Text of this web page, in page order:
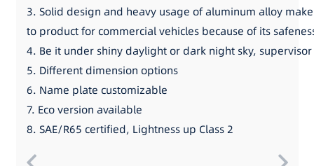
3. Solid design and heavy usage of aluminum alloy
to product for commercial vehicles because of its
4. Be it under shiny daylight or dark night sky,
5. Different dimension options
6. Name plate customizable
7. Eco version available
8. SAE/R65 certified, Lightness up Class 2